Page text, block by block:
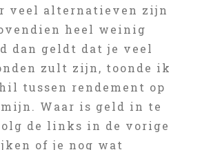
veel alternatieven zijn
heel weinig
dan geldt dat je veel
zult zijn, toonde ik
tussen rendement op
Waar is geld in te
de links in de vorige
of je nog wat